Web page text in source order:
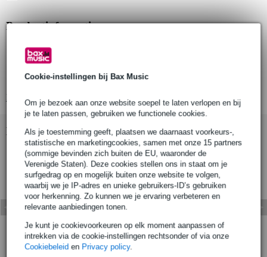
Cookie-instellingen bij Bax Music
Om je bezoek aan onze website soepel te laten verlopen en bij
je te laten passen, gebruiken we functionele cookies.
Als je toestemming geeft, plaatsen we daarnaast voorkeurs-,
statistische en marketingcookies, samen met onze 15 partners
(sommige bevinden zich buiten de EU, waaronder de
Verenigde Staten). Deze cookies stellen ons in staat om je
surfgedrag op en mogelijk buiten onze website te volgen,
waarbij we je IP-adres en unieke gebruikers-ID’s gebruiken
voor herkenning. Zo kunnen we je ervaring verbeteren en
relevante aanbiedingen tonen.
Je kunt je cookievoorkeuren op elk moment aanpassen of
intrekken via de cookie-instellingen rechtsonder of via onze
Cookiebeleid en Privacy policy.
Productinformatie
kabellengte: 1 meter
kleur: zwart
impedantie: 75 ohm
Bekijk alle productspecificaties
Bekijk ook eens (7)